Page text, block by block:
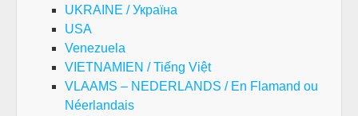
UKRAINE / Україна
USA
Venezuela
VIETNAMIEN / Tiếng Việt
VLAAMS – NEDERLANDS / En Flamand ou
Néerlandais